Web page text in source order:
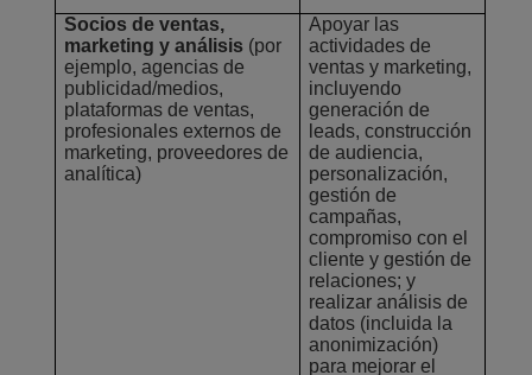
Socios de ventas,
marketing y análisis (por
ejemplo, agencias de
publicidad/medios,
plataformas de ventas,
profesionales externos de
marketing, proveedores de
analítica)
Apoyar las
actividades de
ventas y marketing,
incluyendo
generación de
leads, construcción
de audiencia,
personalización,
gestión de
campañas,
compromiso con el
cliente y gestión de
relaciones; y
realizar análisis de
datos (incluida la
anonimización)
para mejorar el